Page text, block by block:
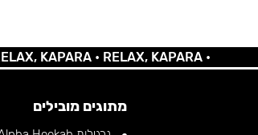
KAPARA •RELAX, KAPARA •
מתוגים מובילים